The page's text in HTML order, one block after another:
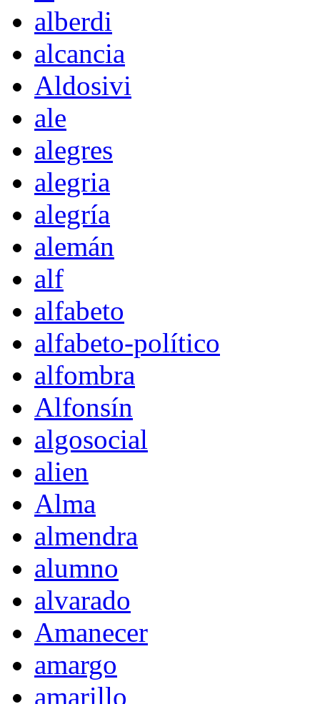
alberdi
alcancia
Aldosivi
ale
alegres
alegria
alegría
alemán
alf
alfabeto
alfabeto-político
alfombra
Alfonsín
algosocial
alien
Alma
almendra
alumno
alvarado
Amanecer
amargo
amarillo